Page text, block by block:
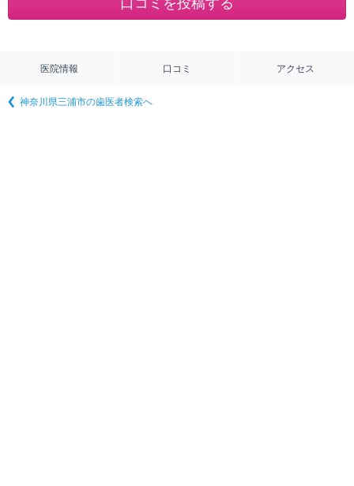
医院情報 口コミ アクセス
神奈川県三浦市の歯医者検索へ